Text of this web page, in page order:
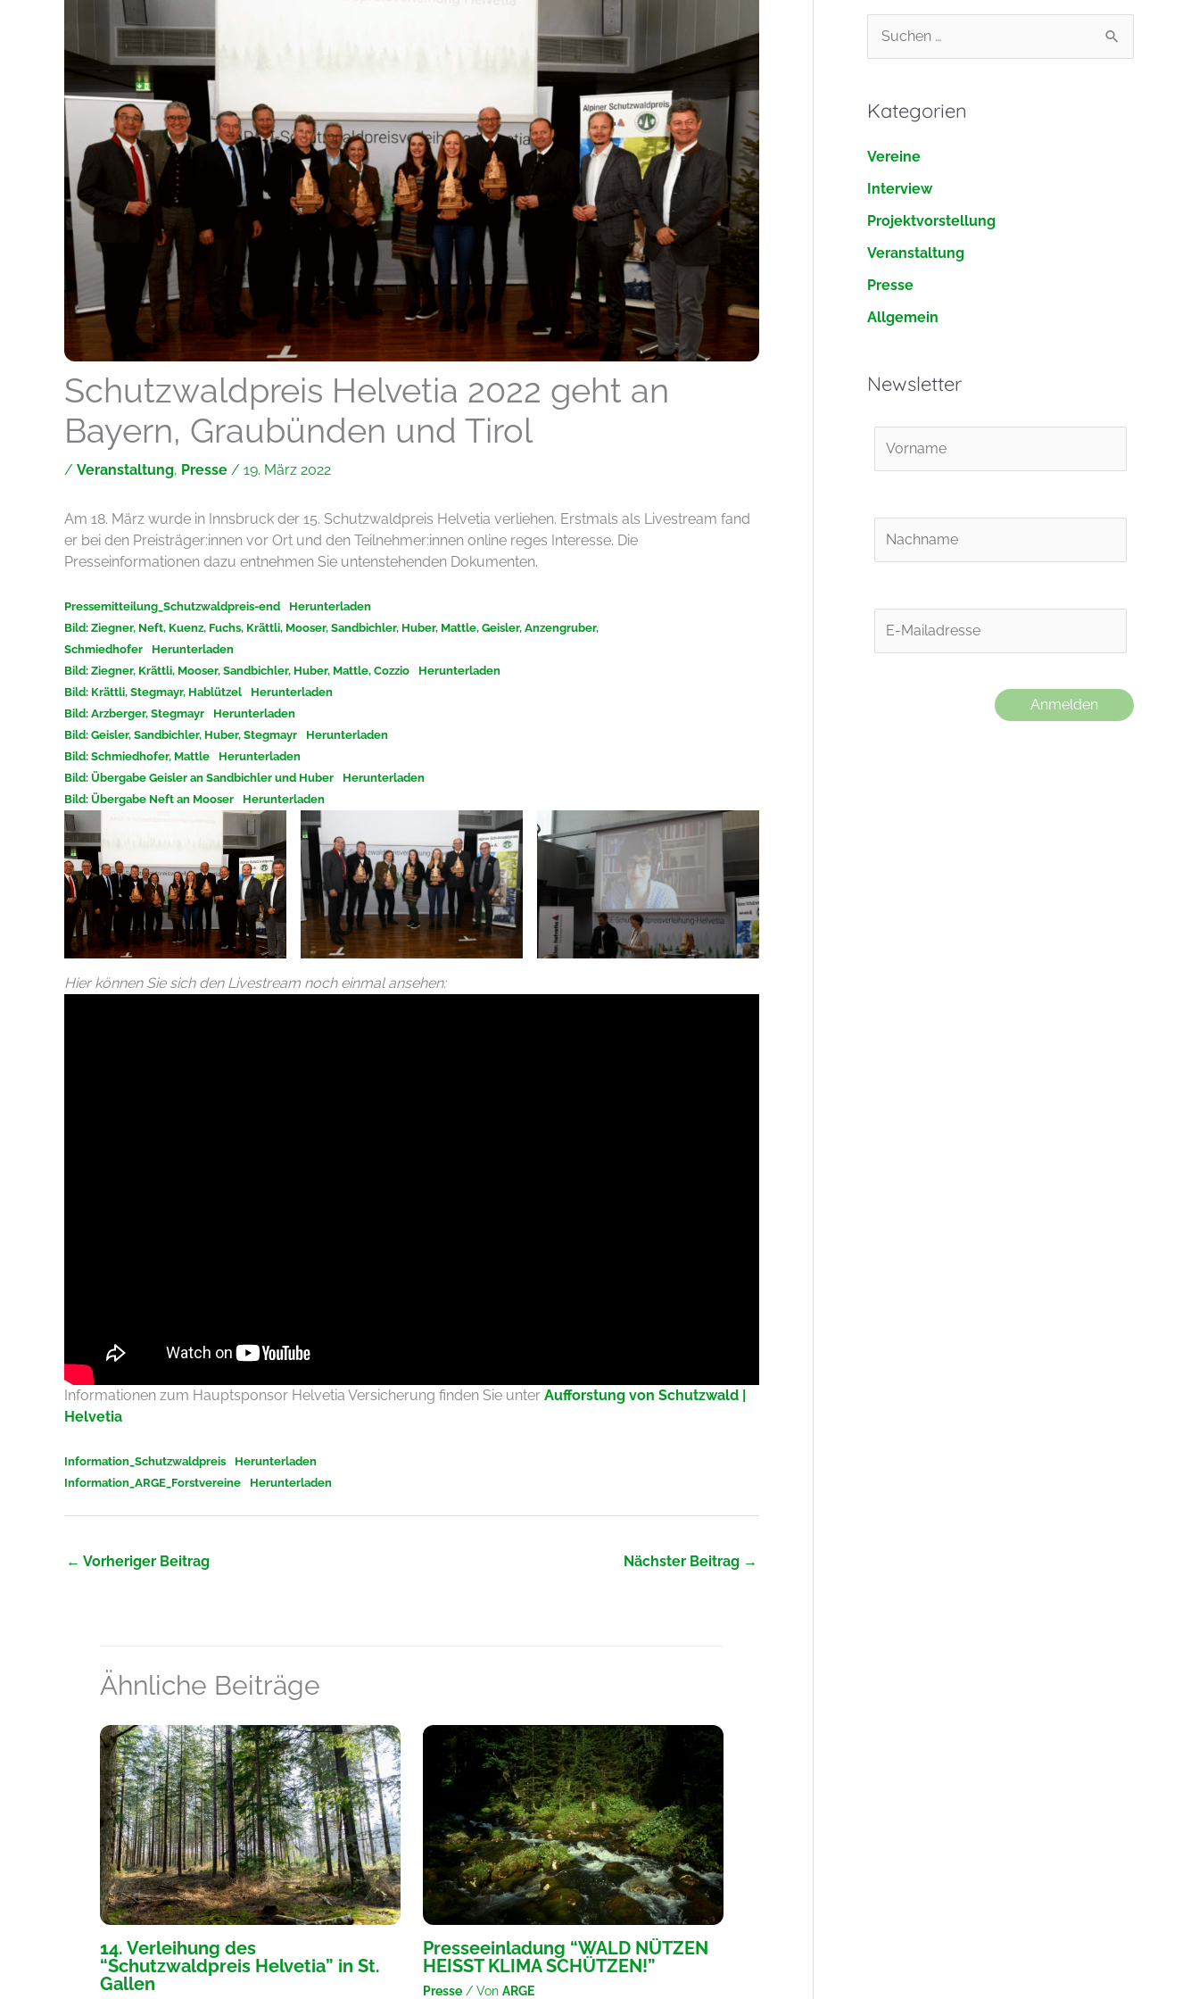
Schutzwaldpreis Helvetia 2022 geht an
Bayern, Graubünden und Tirol
/ Veranstaltung, Presse / 19. März 2022
Am 18. März wurde in Innsbruck der 15. Schutzwaldpreis Helvetia verliehen. Erstmals als Livestream fand
er bei den Preisträger:innen vor Ort und den Teilnehmer:innen online reges Interesse. Die
Presseinformationen dazu entnehmen Sie untenstehenden Dokumenten.
Pressemitteilung_Schutzwaldpreis-end
Herunterladen
Bild: Ziegner, Neft, Kuenz, Fuchs, Krättli, Mooser, Sandbichler, Huber, Mattle, Geisler, Anzengruber,
Schmiedhofer
Herunterladen
Bild: Ziegner, Krättli, Mooser, Sandbichler, Huber, Mattle, Cozzio
Herunterladen
Bild: Krättli, Stegmayr, Hablützel
Herunterladen
Bild: Arzberger, Stegmayr
Herunterladen
Bild: Geisler, Sandbichler, Huber, Stegmayr
Herunterladen
Bild: Schmiedhofer, Mattle
Herunterladen
Bild: Übergabe Geisler an Sandbichler und Huber
Herunterladen
Bild: Übergabe Neft an Mooser
Herunterladen
Hier können Sie sich den Livestream noch einmal ansehen:
Informationen zum Hauptsponsor Helvetia Versicherung finden Sie unter Aufforstung von Schutzwald |
Helvetia
Information_Schutzwaldpreis
Herunterladen
Information_ARGE_Forstvereine
Herunterladen
← Vorheriger Beitrag Nächster Beitrag →
Ähnliche Beiträge
14. Verleihung des
“Schutzwaldpreis Helvetia” in St.
Gallen
Presseeinladung “WALD NÜTZEN
HEISST KLIMA SCHÜTZEN!”
Presse / Von ARGE
u
h
n
a
c
h
Kategorien
Vereine
Interview
Projektvorstellung
Veranstaltung
Presse
Allgemein
Newsletter